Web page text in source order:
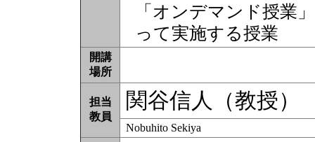
「オンデマンド授業
って実施する授業
開講
場所
担当
教員
関谷信人（教授）
Nobuhito Sekiya